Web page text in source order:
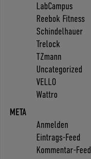
LabCampus
Reebok Fitness
Schindelhauer
Trelock
TZmann
Uncategorized
VELLO
Wattro
META
Anmelden
Eintrags-Feed
Kommentar-Feed